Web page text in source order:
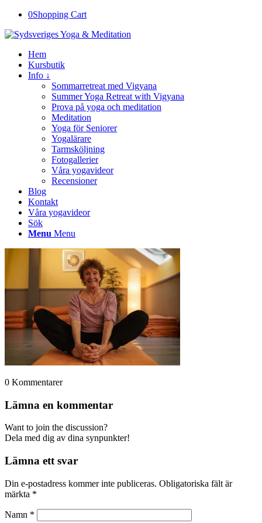
0Shopping Cart
Hem
Kursbutik
Info ↓
Sommarretreat med Vigyana
Summer Yoga Retreat with Vigyana
Prova på yoga och meditation
Meditation
Yoga för Seniorer
Yogalärare
Tarmsköljning
Fotogallerier
Våra yogavideor
Recensioner
Blog
Kontakt
Våra yogavideor
Sök
Menu Menu
0 Kommentarer
Lämna en kommentar
Want to join the discussion?
Dela med dig av dina synpunkter!
Lämna ett svar
Din e-postadress kommer inte publiceras. Obligatoriska fält är
märkta *
Namn *